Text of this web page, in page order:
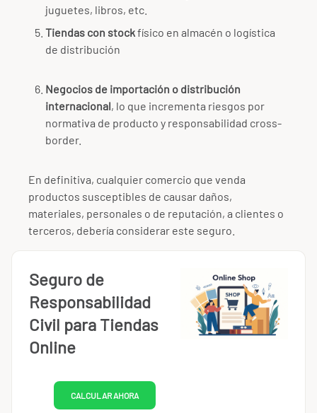
juguetes, libros, etc.
Tiendas con stockfísico en almacén o logística
de distribución
Negocios de importación o distribución
internacional, lo que incrementa riesgos por
normativa de producto y responsabilidad cross-
border.
En definitiva, cualquier comercio que venda
productos susceptibles de causar daños,
materiales, personales o de reputación, a clientes o
terceros, debería considerar este seguro.
Seguro de
Responsabilidad
Civil para Tiendas
Online
CALCULAR AHORA